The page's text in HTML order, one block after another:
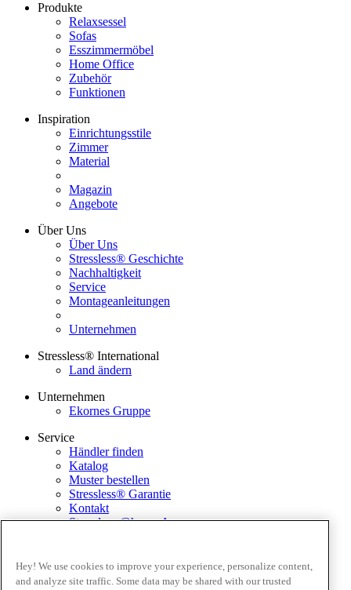
Produkte
Relaxsessel
Sofas
Esszimmermöbel
Home Office
Zubehör
Funktionen
Inspiration
Einrichtungsstile
Zimmer
Material
Magazin
Angebote
Über Uns
Über Uns
Stressless® Geschichte
Nachhaltigkeit
Service
Montageanleitungen
Unternehmen
Stressless® International
Land ändern
Unternehmen
Ekornes Gruppe
Service
Händler finden
Katalog
Muster bestellen
Stressless® Garantie
Kontakt
Stressless @home App
Ekornes Media Portal
Hey! We use cookies to improve your experience, personalize content,
and analyze site traffic. Some data may be shared with our trusted